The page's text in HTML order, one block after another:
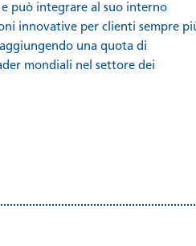
può integrare al suo interno
innovative per clienti sempre
una quota di
mondiali nel settore dei